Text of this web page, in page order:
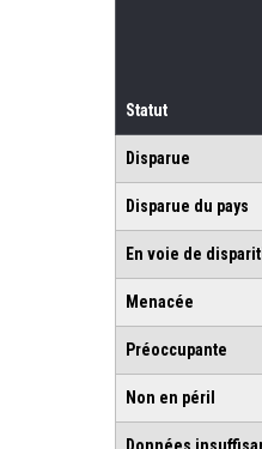
Statut
Disparue
Disparue du pays
En voie de
Menacée
Préoccupante
Non en péril